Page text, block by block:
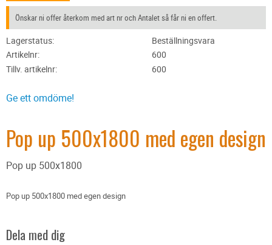
Önskar ni offer återkom med art nr och Antalet så får ni en offert.
Lagerstatus
Beställningsvara
Artikelnr
600
Tillv. artikelnr
600
Ge ett omdöme!
Pop up 500x1800 med egen design
Pop up 500x1800
Pop up 500x1800 med egen design
Dela med dig